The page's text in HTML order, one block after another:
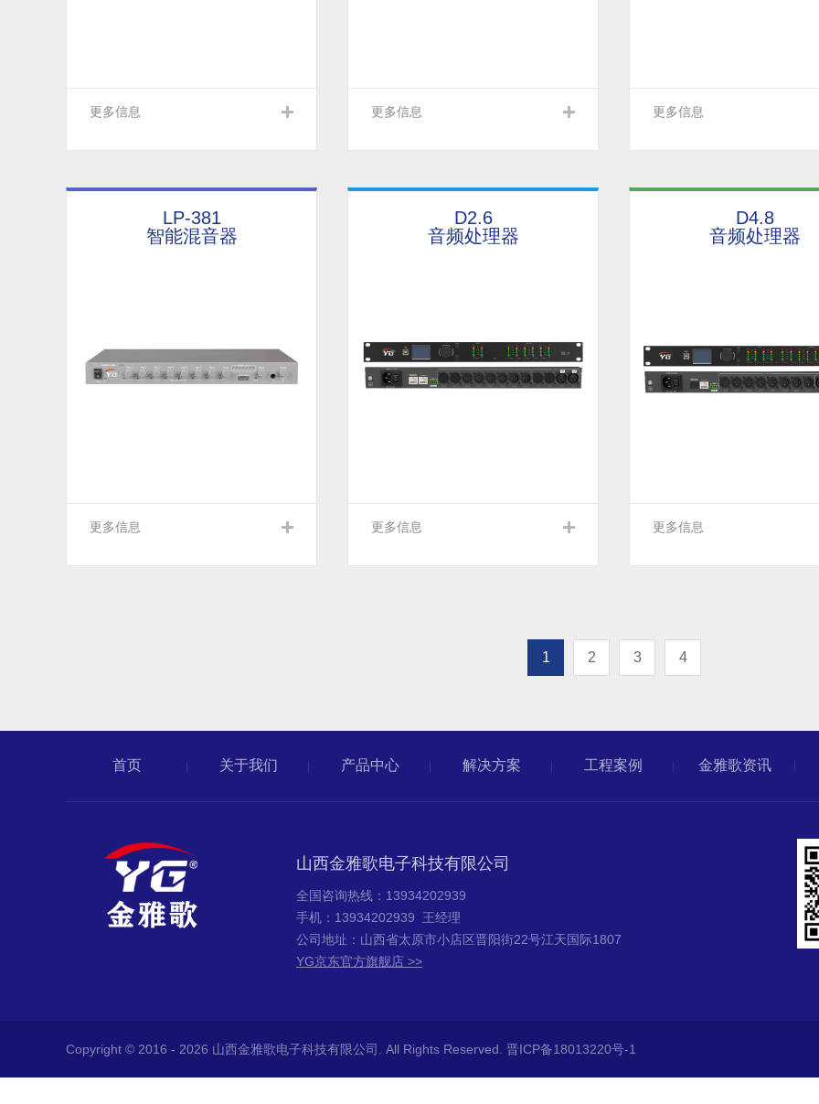
更多信息 更多信息 更多信息
LP-381
智能混音器
更多信息
D2.6
音频处理器
更多信息
D4.8
音频处理器
更多信息
1 2 3 4
首页 关于我们 产品中心 解决方案 工程案例 金雅歌资讯
山西金雅歌电子科技有限公司
全国咨询热线：13934202939
手机：13934202939 王经理
公司地址：山西省太原市小店区晋阳街22号江天国际1807
YG京东官方旗舰店 >>
Copyright © 2016 - 2026 山西金雅歌电子科技有限公司. All Rights Reserved. 晋ICP备18013220号-1